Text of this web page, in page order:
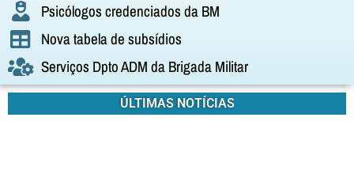
Psicólogos credenciados da BM
Nova tabela de subsídios
Serviços Dpto ADM da Brigada Militar
ÚLTIMAS NOTÍCIAS